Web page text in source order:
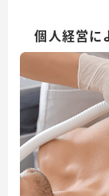
個人経営に